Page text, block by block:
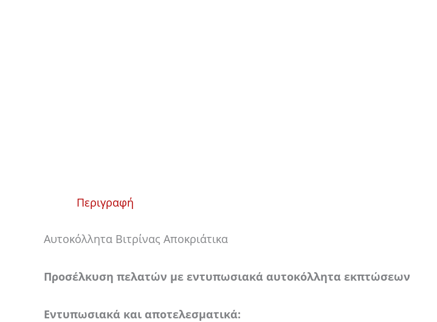
Περιγραφή
Αυτοκόλλητα Βιτρίνας Αποκριάτικα
Προσέλκυση πελατών με εντυπωσιακά αυτοκόλλητα εκπτώσεων
Εντυπωσιακά και αποτελεσματικά: